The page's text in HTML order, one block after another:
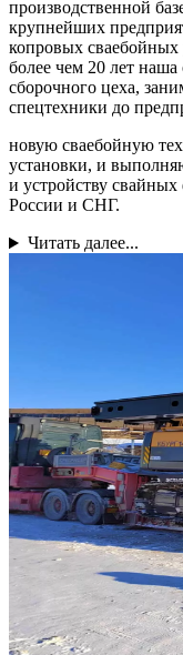
производственной
крупнейших
копровых
более чем 20 лет
сборочного цеха,
спецтехники до
новую сваебойную
установки, и
и устройству
России и СНГ.
Читать далее...